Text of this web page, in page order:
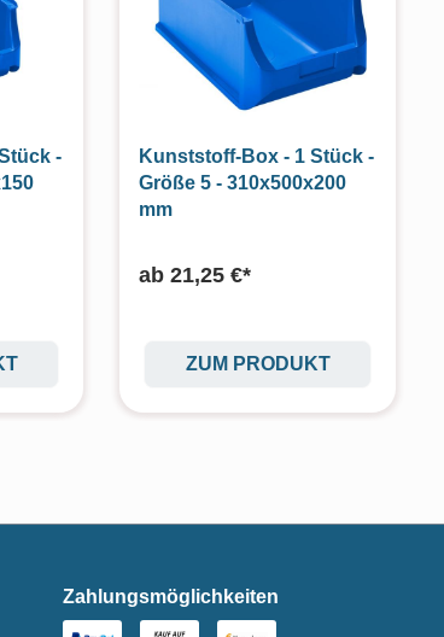
-
Kunststoff-Box - 1 Stück -
Größe 5 - 310x500x200
mm
ab21,25 €*
ZUM PRODUKT
Zahlungsmöglichkeiten